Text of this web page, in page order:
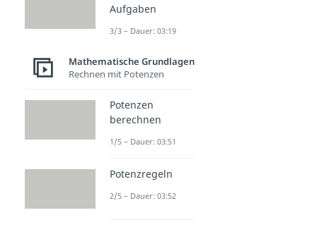
Aufgaben
3/3 – Dauer: 03:19
Mathematische Grundlagen
Rechnen mit Potenzen
Potenzen
berechnen
1/5 – Dauer: 03:51
Potenzregeln
2/5 – Dauer: 03:52